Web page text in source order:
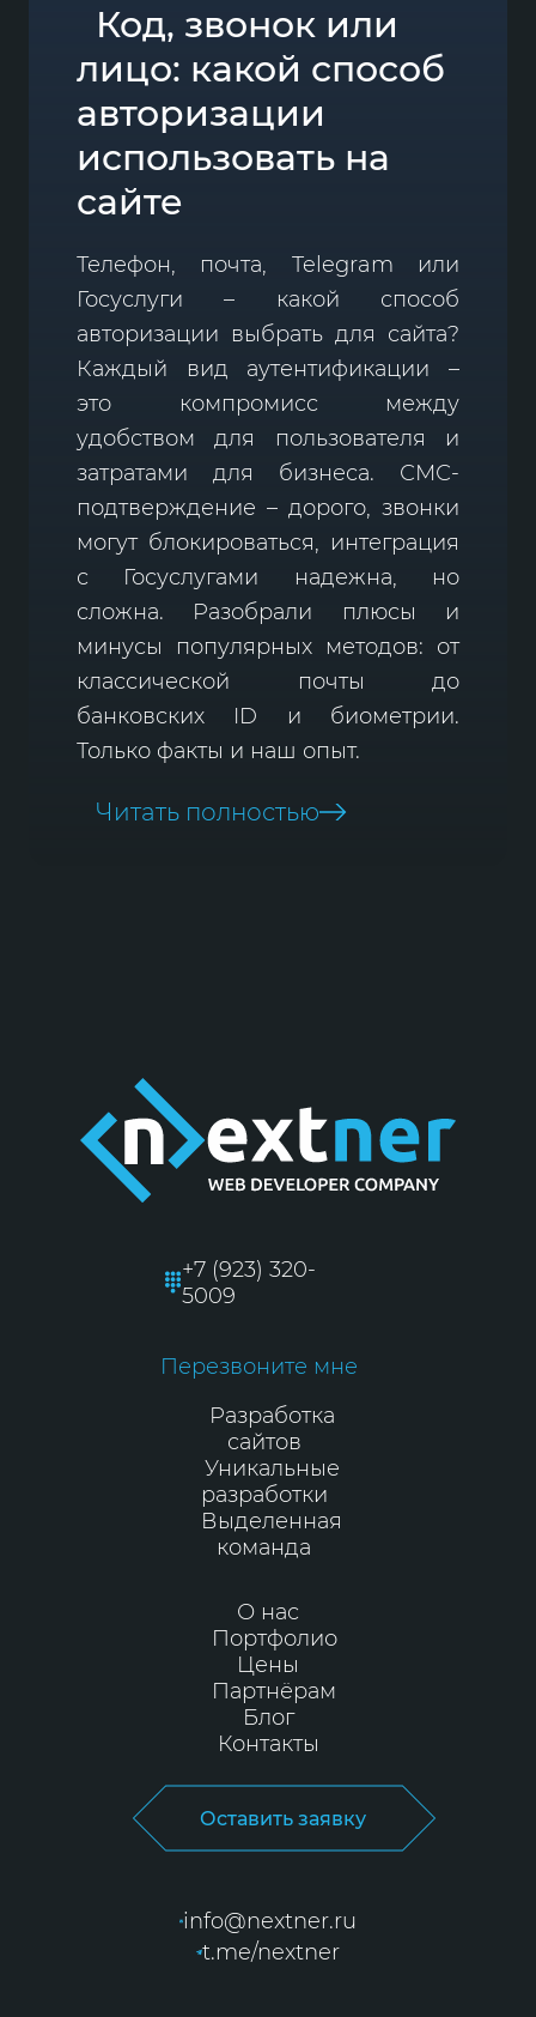
Код, звонок или
лицо: какой способ
авторизации
использовать на
сайте
Телефон, почта, Telegram или
Госуслуги – какой способ
авторизации выбрать для сайта?
Каждый вид аутентификации –
это компромисс между
удобством для пользователя и
затратами для бизнеса. СМС-
подтверждение – дорого, звонки
могут блокироваться, интеграция
с Госуслугами надежна, но
сложна. Разобрали плюсы и
минусы популярных методов: от
классической почты до
банковских ID и биометрии.
Только факты и наш опыт.
Читать полностью
+7 (923) 320-
5009
Перезвоните мне
Разработка
сайтов
Уникальные
разработки
Выделенная
команда
О нас
Портфолио
Цены
Партнёрам
Блог
Контакты
Оставить заявку
info@nextner.ru
t.me/nextner